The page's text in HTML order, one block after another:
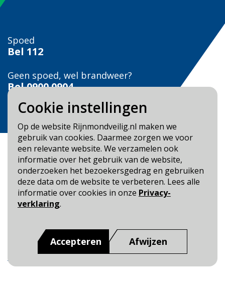
Cookie instellingen
Op de website Rijnmondveilig.nl maken we
gebruik van cookies. Daarmee zorgen we voor
een relevante website. We verzamelen ook
informatie over het gebruik van de website,
onderzoeken het bezoekersgedrag en gebruiken
deze data om de website te verbeteren. Lees alle
informatie over cookies in onze Privacy-
verklaring.
Accepteren Afwijzen
Spoed
Bel 112
Geen spoed, wel brandweer?
Bel0900 0904
Veilig Leven?
Bel 0900-8387
Blijf op de hoogte
Dit is een website van :Veiligheidsregio Rotterdam-
Rijnmond